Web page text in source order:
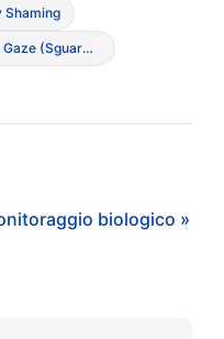
Shaming
Male Gaze (Sguardo maschile e oggettivazione)
biologico »